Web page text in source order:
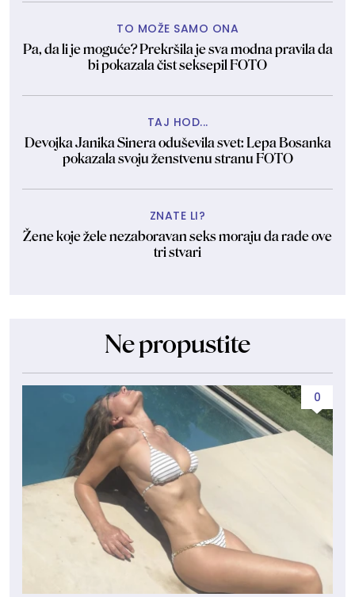
TO MOŽE SAMO ONA
Pa, da li je moguće? Prekršila je sva modna pravila da
bi pokazala čist seksepil FOTO
TAJ HOD...
Devojka Janika Sinera oduševila svet: Lepa Bosanka
pokazala svoju ženstvenu stranu FOTO
ZNATE LI?
Žene koje žele nezaboravan seks moraju da rade ove
tri stvari
Ne propustite
0